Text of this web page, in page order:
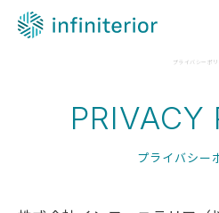
プライバシーポ
PRIVACY
プライバシー